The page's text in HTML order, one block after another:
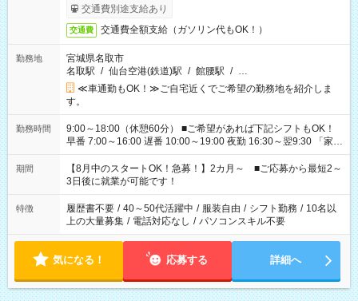
交通費別途支給あり
交通費 交通費全額支給（ガソリン代もOK！）
勤務地
宮城県名取市
名取駅 / 仙台空港(鉄道)駅 / 館腰駅 / …
≪車通勤もOK！≫ご自宅近くでご希望の勤務地を紹介しま
す。
勤務時間
9:00～18:00（休憩60分） ■ご希望があれば下記シフトもOK！
早番 7:00～16:00 遅番 10:00～19:00 夜勤 16:30～翌9:30 「家族
と休みを合わせたい」 「余裕を持って夕飯の準備がしたい」
「できれば残業はしたくない」 など、ご希望を教えてください
ね。 ※Wワーク希望の方へ 今ご覧のお仕事で希望する勤務時間
と、もう1つのお仕事の勤務時間。 合計で週40時間を超える場
合は応募できません。
期間
【8月中のスタートOK！急募！】2カ月～ ■ご応募から最短2～
3日後に就業が可能です！
特徴 履歴書不要 / 40～50代活躍中 / 服装自由 / シフト勤務 / 10名以
上の大量募集 / 電話対応なし / パソコンスキル不要
気になる！ 応募する 詳細へ